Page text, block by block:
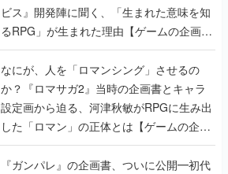
ビス』開発陣に聞く、「生まれた意味を知
るRPG」が生まれた理由【ゲームの企画
書】
なにが、人を「ロマンシング」させるの
か？『ロマサガ2』当時の企画書とキャラ
設定画から迫る、河津秋敏がRPGに生み出
した「ロマン」の正体とは【ゲームの企画
書】
『ガンパレ』の企画書、ついに公開━初代